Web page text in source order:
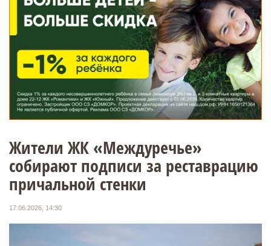
Жители ЖК «Междуречье»
собирают подписи за реставрацию
причальной стенки
17.06.2026, 14:30